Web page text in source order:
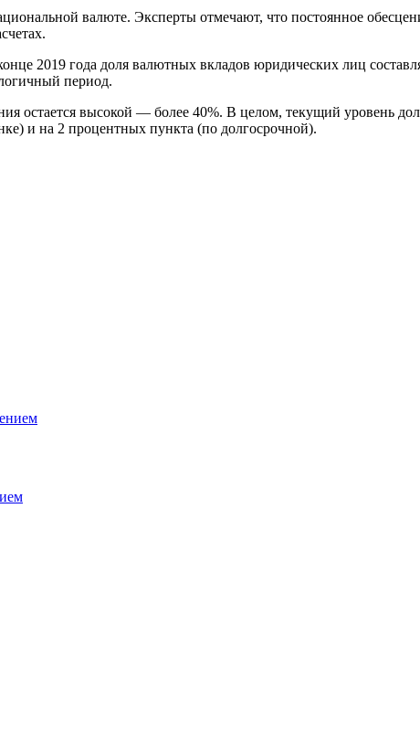
валюте. Эксперты отмечают, что постоянное
.
2019 года доля валютных вкладов юридических лиц
период.
остается высокой — более 40%. В целом, текущий уровень
и на 2 процентных пункта (по долгосрочной).